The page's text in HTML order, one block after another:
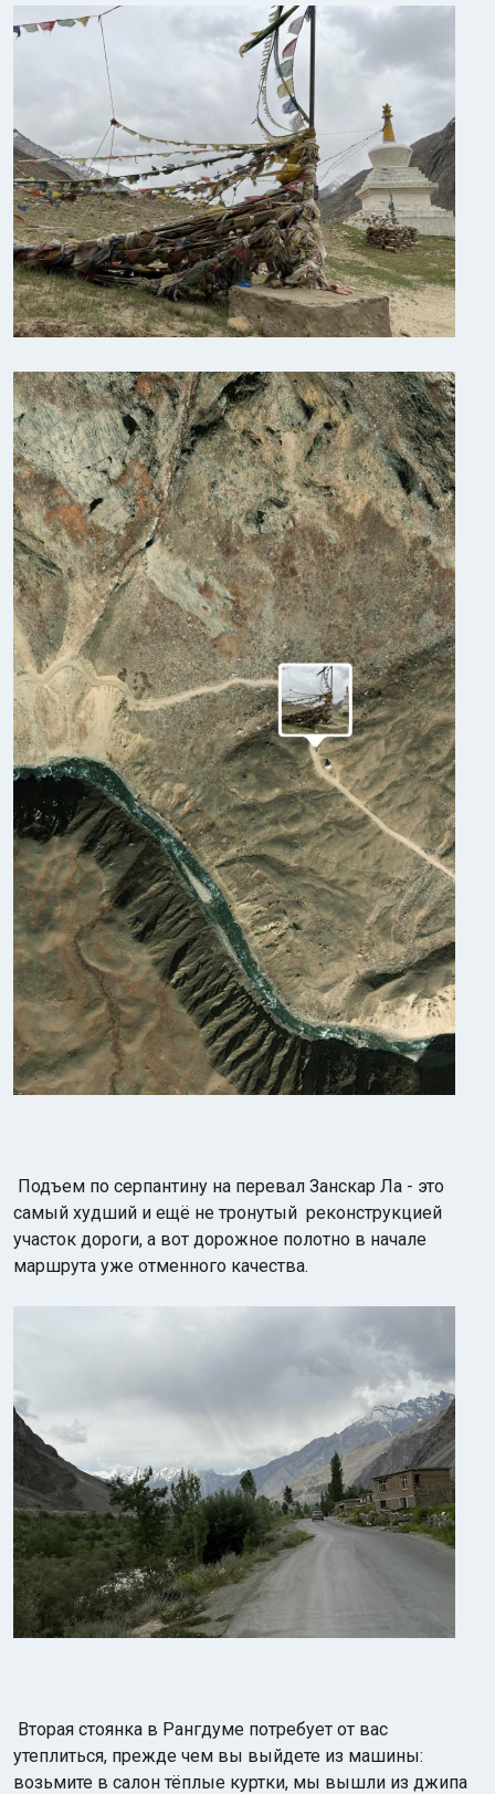
Подъем по серпантину на перевал Занскар Ла - это
самый худший и ещё не тронутый реконструкцией
участок дороги, а вот дорожное полотно в начале
маршрута уже отменного качества.
Вторая стоянка в Рангдуме потребует от вас
утеплиться, прежде чем вы выйдете из машины:
возьмите в салон тёплые куртки, мы вышли из джипа